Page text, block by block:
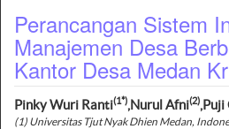
Perancangan Sistem
Manajemen Desa
Kantor Desa Medan
Pinky Wuri Ranti(1*),Nurul Afni(2),Puji
(1) Universitas Tjut Nyak Dhien Medan,